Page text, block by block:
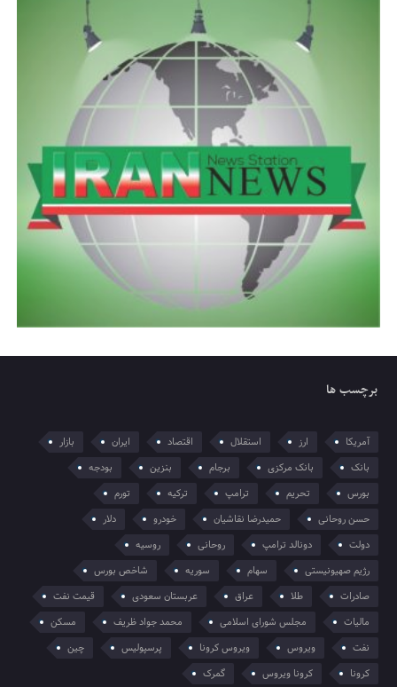
برچسب ها
آمریکا ارز استقلال اقتصاد ایران
بازار
بانک
بانک مرکزی برجام بنزین
بودجه
بورس
تحریم ترامپ ترکیه
تورم
حسن روحانی
حمیدرضا نقاشیان خودرو
دلار
دولت
دونالد ترامپ روحانی
روسیه
رژیم صهیونیستی
سهام سوریه
شاخص بورس
صادرات
طلا عراق عربستان سعودی
قیمت نفت
مالیات
مجلس شورای اسلامی محمد جواد ظریف
مسکن
نفت
ویروس ویروس کرونا پرسپولیس
چین
کرونا
کرونا ویروس گمرک